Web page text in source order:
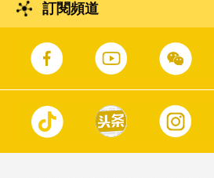
訂閱頻道